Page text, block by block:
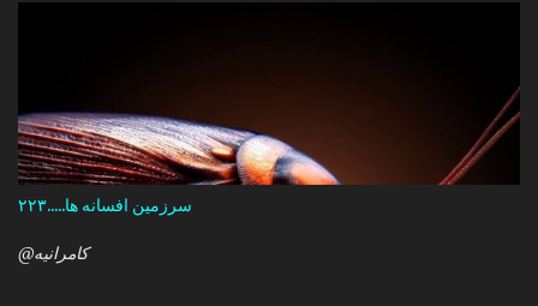
سرزمین افسانه ها.....۲۲۳
@کامرانیه